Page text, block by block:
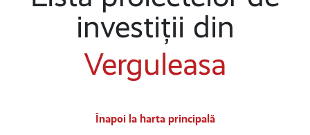
investiții din
Verguleasa
Înapoi la harta principală